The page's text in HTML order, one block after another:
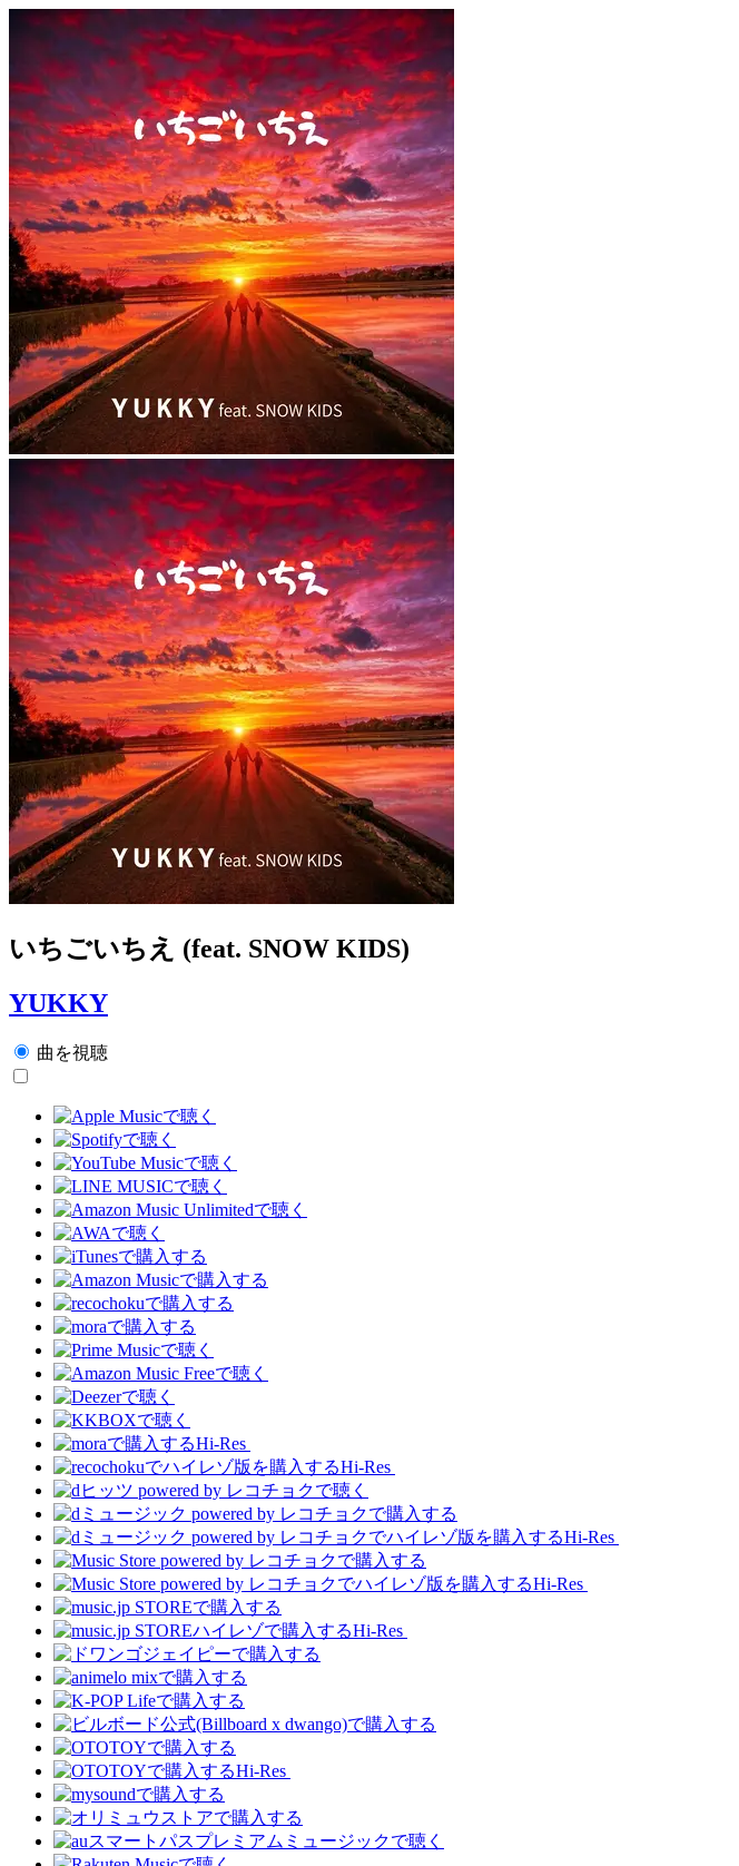
いちごいちえ (feat. SNOW KIDS)
YUKKY
曲を視聴
Hi-Res
Hi-Res
Hi-Res
Hi-Res
Hi-Res
Hi-Res